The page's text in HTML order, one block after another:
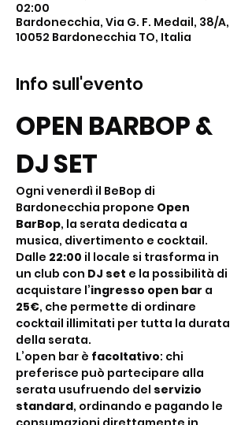
02:00
Bardonecchia, Via G. F. Medail, 38/A,
10052 Bardonecchia TO, Italia
Info sull'evento
OPEN BARBOP &
DJ SET
Ogni venerdì il BeBop di
Bardonecchia propone Open
BarBop, la serata dedicata a
musica, divertimento e cocktail.
Dalle 22:00 il locale si trasforma in
un club con DJ set e la possibilità di
acquistare l’ingresso open bar a
25€, che permette di ordinare
cocktail illimitati per tutta la durata
della serata.
L’open bar è facoltativo: chi
preferisce può partecipare alla
serata usufruendo del servizio
standard, ordinando e pagando le